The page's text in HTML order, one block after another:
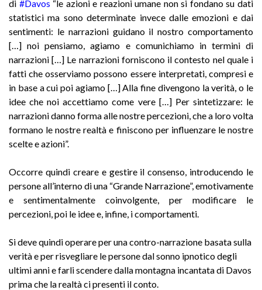
di #Davos “le azioni e reazioni umane non si fondano su dati
statistici ma sono determinate invece dalle emozioni e dai
sentimenti: le narrazioni guidano il nostro comportamento
[…] noi pensiamo, agiamo e comunichiamo in termini di
narrazioni […] Le narrazioni forniscono il contesto nel quale i
fatti che osserviamo possono essere interpretati, compresi e
in base a cui poi agiamo […] Alla fine divengono la verità, o le
idee che noi accettiamo come vere […] Per sintetizzare: le
narrazioni danno forma alle nostre percezioni, che a loro volta
formano le nostre realtà e finiscono per influenzare le nostre
scelte e azioni”.
Occorre quindi creare e gestire il consenso, introducendo le
persone all’interno di una “Grande Narrazione”, emotivamente
e sentimentalmente coinvolgente, per modificare le
percezioni, poi le idee e, infine, i comportamenti.
Si deve quindi operare per una contro-narrazione basata sulla
verità e per risvegliare le persone dal sonno ipnotico degli
ultimi anni e farli scendere dalla montagna incantata di Davos
prima che la realtà ci presenti il conto.